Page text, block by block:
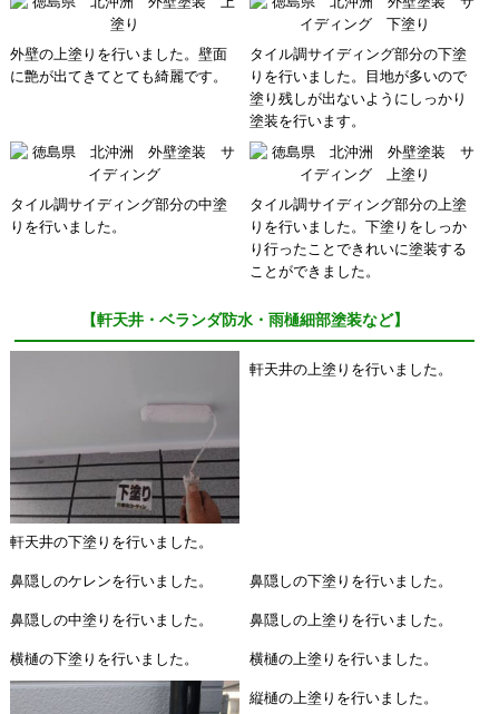
外壁の上塗りを行いました。壁面
に艶が出てきてとても綺麗です。
タイル調サイディング部分の下塗
りを行いました。目地が多いので
塗り残しが出ないようにしっかり
塗装を行います。
タイル調サイディング部分の中塗
りを行いました。
タイル調サイディング部分の上塗
りを行いました。下塗りをしっか
り行ったことできれいに塗装する
ことができました。
【軒天井・ベランダ防水・雨樋細部塗装など】
軒天井の下塗りを行いました。
軒天井の上塗りを行いました。
鼻隠しのケレンを行いました。 鼻隠しの下塗りを行いました。
鼻隠しの中塗りを行いました。 鼻隠しの上塗りを行いました。
横樋の下塗りを行いました。 横樋の上塗りを行いました。
縦樋の上塗りを行いました。